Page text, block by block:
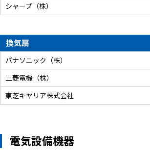
シャープ（株）
換気扇
パナソニック（株）
三菱電機（株）
東芝キヤリア株式会社
電気設備機器